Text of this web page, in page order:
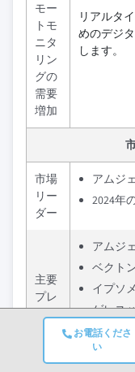
お電話くださ
い
モー
トモ
ニタ
リン
グの
需要
増加
リアルタ
めのデジ
します。
市場
リー
ダー
アムジ
2024年
主要
プレ
イヤ
アムジ
ベクト
イプソ
ゲレス
ステヴ
主要プ